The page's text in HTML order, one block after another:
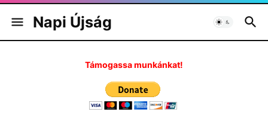
Napi Újság
Támogassa munkánkat!